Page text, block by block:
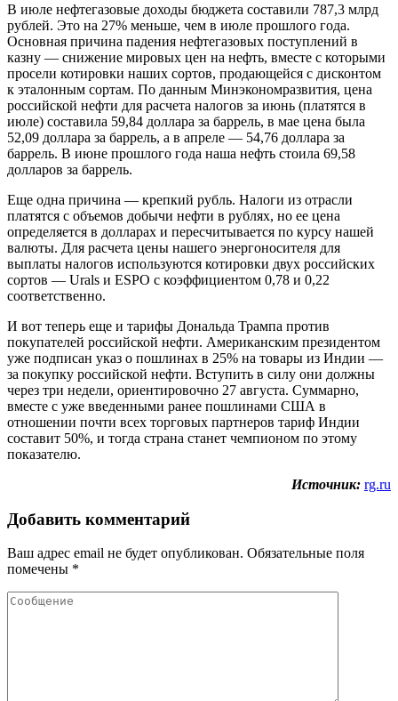
В июле нефтегазовые доходы бюджета составили 787,3 млрд
рублей. Это на 27% меньше, чем в июле прошлого года.
Основная причина падения нефтегазовых поступлений в
казну — снижение мировых цен на нефть, вместе с которыми
просели котировки наших сортов, продающейся с дисконтом
к эталонным сортам. По данным Минэкономразвития, цена
российской нефти для расчета налогов за июнь (платятся в
июле) составила 59,84 доллара за баррель, в мае цена была
52,09 доллара за баррель, а в апреле — 54,76 доллара за
баррель. В июне прошлого года наша нефть стоила 69,58
долларов за баррель.
Еще одна причина — крепкий рубль. Налоги из отрасли
платятся с объемов добычи нефти в рублях, но ее цена
определяется в долларах и пересчитывается по курсу нашей
валюты. Для расчета цены нашего энергоносителя для
выплаты налогов используются котировки двух российских
сортов — Urals и ESPO с коэффициентом 0,78 и 0,22
соответственно.
И вот теперь еще и тарифы Дональда Трампа против
покупателей российской нефти. Американским президентом
уже подписан указ о пошлинах в 25% на товары из Индии —
за покупку российской нефти. Вступить в силу они должны
через три недели, ориентировочно 27 августа. Суммарно,
вместе с уже введенными ранее пошлинами США в
отношении почти всех торговых партнеров тариф Индии
составит 50%, и тогда страна станет чемпионом по этому
показателю.
Источник: rg.ru
Добавить комментарий
Ваш адрес email не будет опубликован. Обязательные поля
помечены *